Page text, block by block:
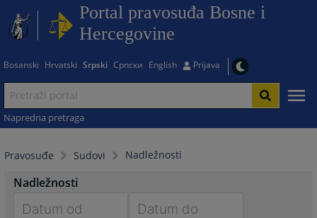
Portal pravosuđa Bosne i
Hercegovine
Bosanski Hrvatski Srpski Српски English Prijava
Napredna pretraga
Pravosuđe Sudovi Nadležnosti
Nadležnosti